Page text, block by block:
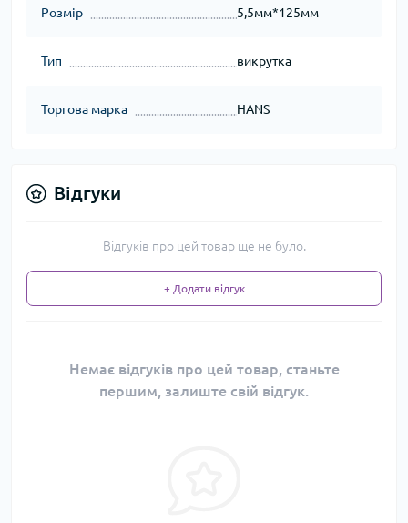
Розмір 5,5мм*125мм
Тип викрутка
Торгова марка HANS
Відгуки
Відгуків про цей товар ще не було.
+ Додати відгук
Немає відгуків про цей товар, станьте
першим, залиште свій відгук.